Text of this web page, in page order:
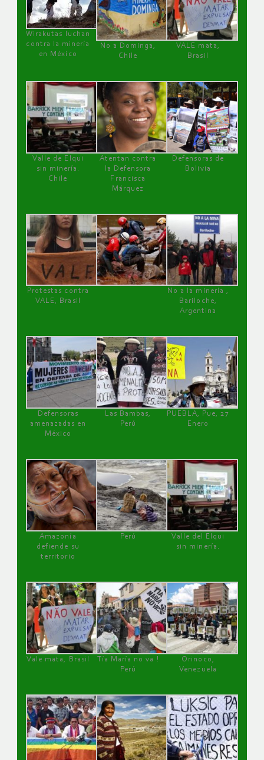
Wirakutas luchan
contra la minería
en México
No a Dominga,
Chile
VALE mata,
Brasil
Valle de Elqui
sin minería.
Chile
Atentan contra
la Defensora
Francisca
Márquez
Defensoras de
Bolivia
Protestas contra
VALE, Brasil
No a la minería ,
Bariloche,
Argentina
Defensoras
amenazadas en
México
Las Bambas,
Perú
PUEBLA, Pue, 27
Enero
Amazonía
defiende su
territorio
Perú
Valle del Elqui
sin minería.
Vale mata, Brasil
Tía María no va !
Perú
Orinoco,
Venezuela